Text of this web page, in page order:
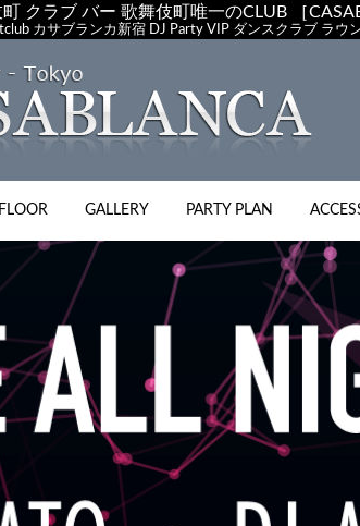
クラブ バー 歌舞伎町唯一のCLUB ［
カサブランカ新宿 DJ Party VIP ダンスクラブ ラ
FLOOR GALLERY PARTY PLAN